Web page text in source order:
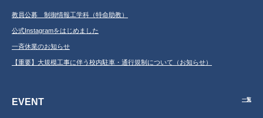
教員公募 制御情報工学科（特命助教）
公式Instagramをはじめました
一斉休業のお知らせ
【重要】大規模工事に伴う校内駐車・通行規制について（お知らせ）
EVENT 一覧